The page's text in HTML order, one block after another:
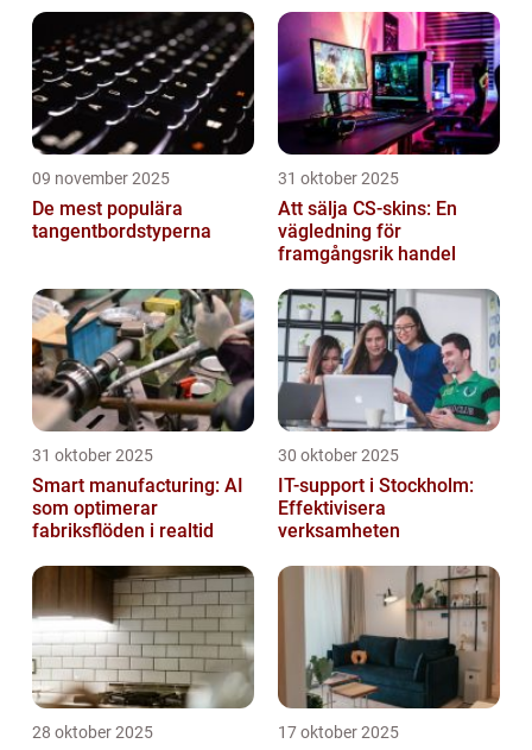
09 november 2025
De mest populära
tangentbordstyperna
31 oktober 2025
Att sälja CS-skins: En
vägledning för
framgångsrik handel
31 oktober 2025
Smart manufacturing: AI
som optimerar
fabriksflöden i realtid
30 oktober 2025
IT-support i Stockholm:
Effektivisera
verksamheten
28 oktober 2025 17 oktober 2025